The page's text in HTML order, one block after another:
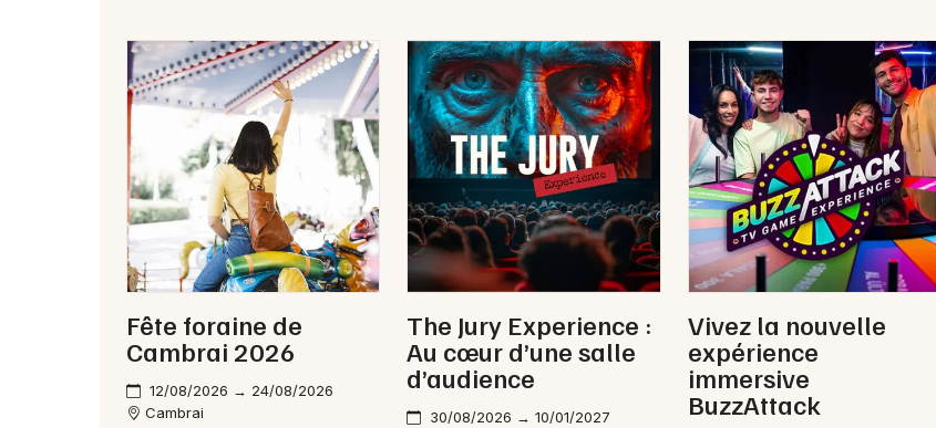
59 - Nord
Choisir mes départements
Mon email
Je m'abonne
Fête foraine de
Cambrai 2026
12/08/2026 → 24/08/2026
Cambrai
The Jury Experience :
Au cœur d’une salle
d’audience
30/08/2026 → 10/01/2027
Vivez la nouvelle
expérience
immersive
BuzzAttack